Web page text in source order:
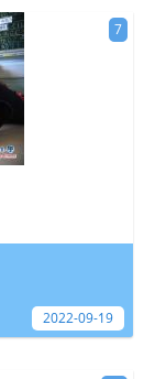
7
2022-09-19